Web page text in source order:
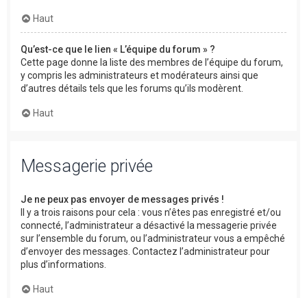
Haut
Qu’est-ce que le lien « L’équipe du forum » ?
Cette page donne la liste des membres de l’équipe du forum,
y compris les administrateurs et modérateurs ainsi que
d’autres détails tels que les forums qu’ils modèrent.
Haut
Messagerie privée
Je ne peux pas envoyer de messages privés !
Il y a trois raisons pour cela : vous n’êtes pas enregistré et/ou
connecté, l’administrateur a désactivé la messagerie privée
sur l’ensemble du forum, ou l’administrateur vous a empêché
d’envoyer des messages. Contactez l’administrateur pour
plus d’informations.
Haut